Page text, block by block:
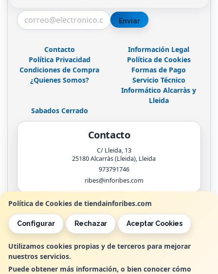
Política de Cookies de tiendainforibes.com
Configurar Rechazar Aceptar Cookies
Utilizamos cookies propias y de terceros para mejorar
nuestros servicios.
Puede obtener más información, o bien conocer cómo
Enviar
Contacto
Información Legal
Política Privacidad
Política de Cookies
Condiciones de Compra
Formas de Pago
¿Quienes Somos?
Servicio Técnico
Informático Alcarràs y
Lleida
Sabados Cerrado
Contacto
C/ Lleida, 13
25180Alcarràs (Lleida), Lleida
973791746
ribes@inforibes.com
Horario
de 9:00am - 13:30am / 17:00pm - 20:00pm
, , , , España. - C.I.F.: B25362799 - Tfno: